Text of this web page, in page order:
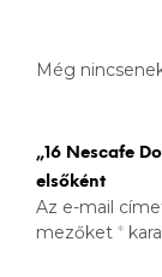
Még
„16 Nescafe
elsőként
Az e-mail
mezőket *